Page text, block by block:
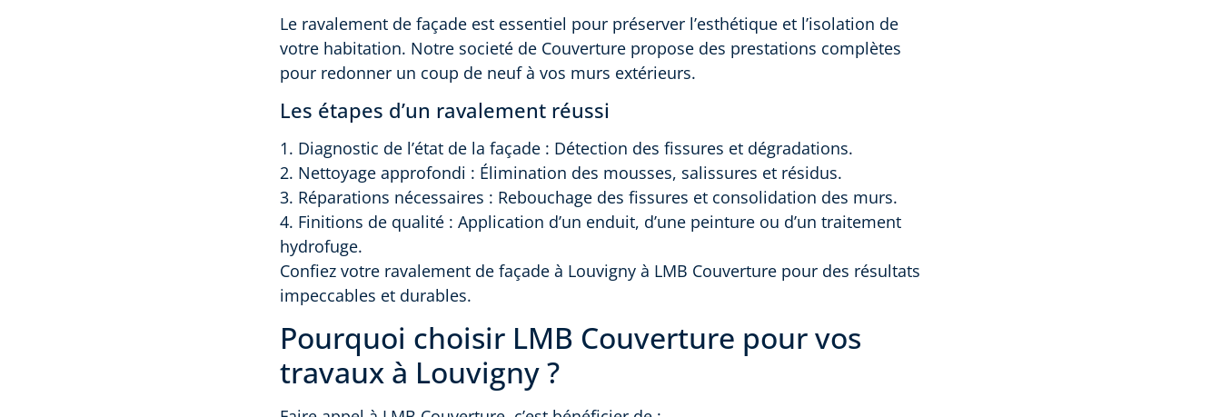
Le ravalement de façade est essentiel pour préserver l’esthétique et l’isolation de
votre habitation. Notre societé de Couverture propose des prestations complètes
pour redonner un coup de neuf à vos murs extérieurs.
Les étapes d’un ravalement réussi
1. Diagnostic de l’état de la façade : Détection des fissures et dégradations.
2. Nettoyage approfondi : Élimination des mousses, salissures et résidus.
3. Réparations nécessaires : Rebouchage des fissures et consolidation des murs.
4. Finitions de qualité : Application d’un enduit, d’une peinture ou d’un traitement
hydrofuge.
Confiez votre ravalement de façade à Louvigny à LMB Couverture pour des résultats
impeccables et durables.
Pourquoi choisir LMB Couverture pour vos
travaux à Louvigny ?